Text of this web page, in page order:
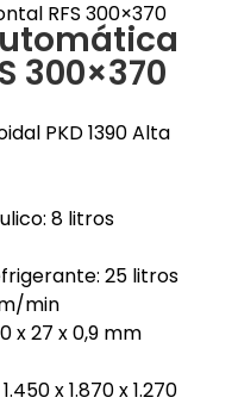
RFS 300×370
300×370
PKD 1390 Alta
8 litros
25 litros
min
x 27 x 0,9 mm
x 1.870 x 1.270